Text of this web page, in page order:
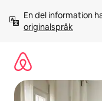
innehåll
En del information
originalspråk